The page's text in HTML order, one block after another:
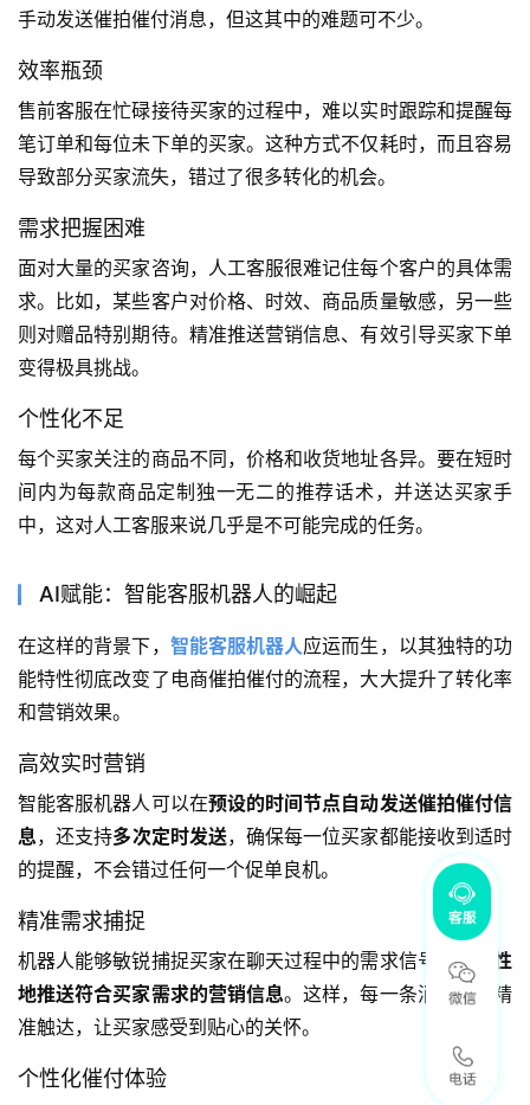
手动发送催拍催付消息，但这其中的难题可不少。
效率瓶颈
售前客服在忙碌接待买家的过程中，难以实时跟踪和提醒每
笔订单和每位未下单的买家。这种方式不仅耗时，而且容易
导致部分买家流失，错过了很多转化的机会。
需求把握困难
面对大量的买家咨询，人工客服很难记住每个客户的具体需
求。比如，某些客户对价格、时效、商品质量敏感，另一些
则对赠品特别期待。精准推送营销信息、有效引导买家下单
变得极具挑战。
个性化不足
每个买家关注的商品不同，价格和收货地址各异。要在短时
间内为每款商品定制独一无二的推荐话术，并送达买家手
中，这对人工客服来说几乎是不可能完成的任务。
AI赋能：智能客服机器人的崛起
在这样的背景下， 智能客服机器人应运而生，以其独特的功
能特性彻底改变了电商催拍催付的流程，大大提升了转化率
和营销效果。
高效实时营销
智能客服机器人可以在预设的时间节点自动发送催拍催付信
息，还支持多次定时发送，确保每一位买家都能接收到适时
的提醒，不会错过任何一个促单良机。
精准需求捕捉
机器人能够敏锐捕捉买家在聊天过程中的需求信号，针对性
地推送符合买家需求的营销信息。这样，每一条消息都能精
准触达，让买家感受到贴心的关怀。
个性化催付体验